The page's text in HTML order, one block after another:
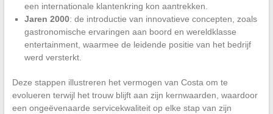
een internationale klantenkring kon aantrekken.
Jaren 2000: de introductie van innovatieve concepten, zoals
gastronomische ervaringen aan boord en wereldklasse
entertainment, waarmee de leidende positie van het bedrijf
werd versterkt.
Deze stappen illustreren het vermogen van Costa om te
evolueren terwijl het trouw blijft aan zijn kernwaarden, waardoor
een ongeëvenaarde servicekwaliteit op elke stap van zijn